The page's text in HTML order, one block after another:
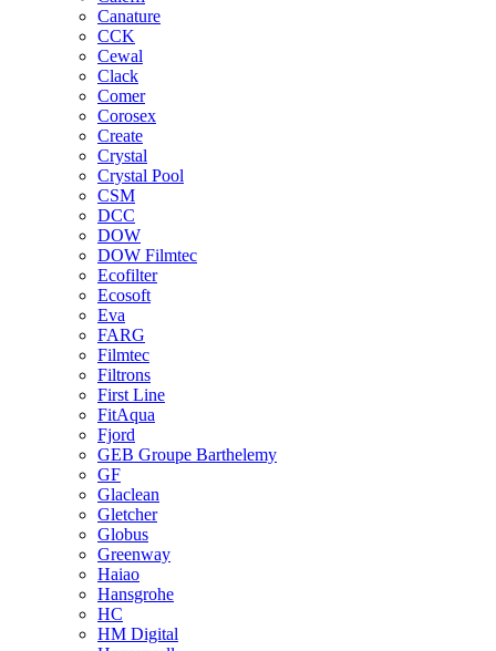
Canature
CCK
Cewal
Clack
Comer
Corosex
Create
Crystal
Crystal Pool
CSM
DCC
DOW
DOW Filmtec
Ecofilter
Ecosoft
Eva
FARG
Filmtec
Filtrons
First Line
FitAqua
Fjord
GEB Groupe Barthelemy
GF
Glaclean
Gletcher
Globus
Greenway
Haiao
Hansgrohe
HC
HM Digital